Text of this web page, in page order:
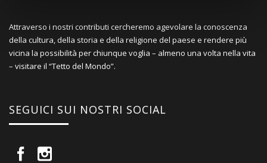
Attraverso i nostri contributi cercheremo agevolare la conoscenza
della cultura, della storia e della religione del paese e rendere più
vicina la possibilità per chiunque voglia – almeno una volta nella vita
– visitare il “Tetto del Mondo”.
SEGUICI SUI NOSTRI SOCIAL